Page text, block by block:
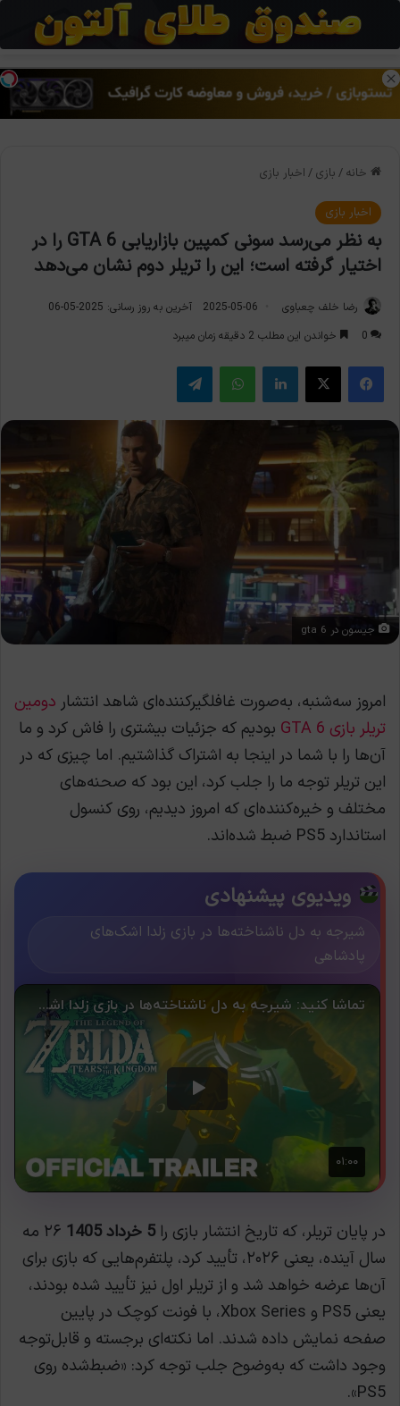
منو
خانه / بازی / اخبار بازی
اخبار بازی
به نظر می‌رسد سونی کمپین بازاریابی GTA 6 را در
اختیار گرفته است؛ این را تریلر دوم نشان می‌دهد
رضا خلف چعباوی 2025-05-06
آخرین به روز رسانی: 2025-05-06
0
خواندن این مطلب 2 دقیقه زمان میبرد
فیس بوک X لینکدین واتس آپ تلگرام
جیسون در gta 6
امروز سه‌شنبه، به‌صورت غافلگیرکننده‌ای شاهد انتشار دومین
تریلر بازی GTA 6
بودیم که جزئیات بیشتری را فاش کرد و ما
آن‌ها را با شما در اینجا به اشتراک گذاشتیم. اما چیزی که در
این تریلر توجه ما را جلب کرد، این بود که صحنه‌های
مختلف و خیره‌کننده‌ای که امروز دیدیم، روی کنسول
استاندارد PS5 ضبط شده‌اند.
ویدیوی پیشنهادی
شیرجه به دل ناشناخته‌ها در بازی زلدا اشک‌های
پادشاهی
در پایان تریلر، که تاریخ انتشار بازی را 5 خرداد 1405
۲۶ مه
سال آینده، یعنی ۲۰۲۶، تأیید کرد، پلتفرم‌هایی که بازی برای
آن‌ها عرضه خواهد شد و از تریلر اول نیز تأیید شده بودند،
یعنی PS5 و Xbox Series، با فونت کوچک در پایین
صفحه نمایش داده شدند. اما نکته‌ای برجسته و قابل‌توجه
وجود داشت که به‌وضوح جلب توجه کرد: «ضبط‌شده روی
PS5».